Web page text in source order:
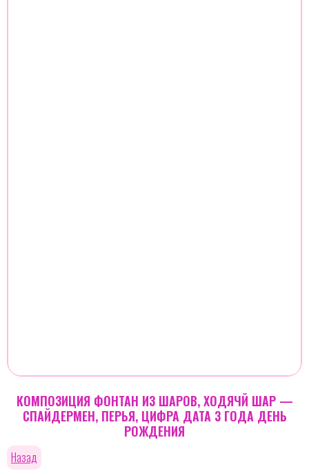
КОМПОЗИЦИЯ ФОНТАН ИЗ ШАРОВ, ХОДЯЧЙ ШАР —
СПАЙДЕРМЕН, ПЕРЬЯ, ЦИФРА ДАТА 3 ГОДА ДЕНЬ
РОЖДЕНИЯ
Назад